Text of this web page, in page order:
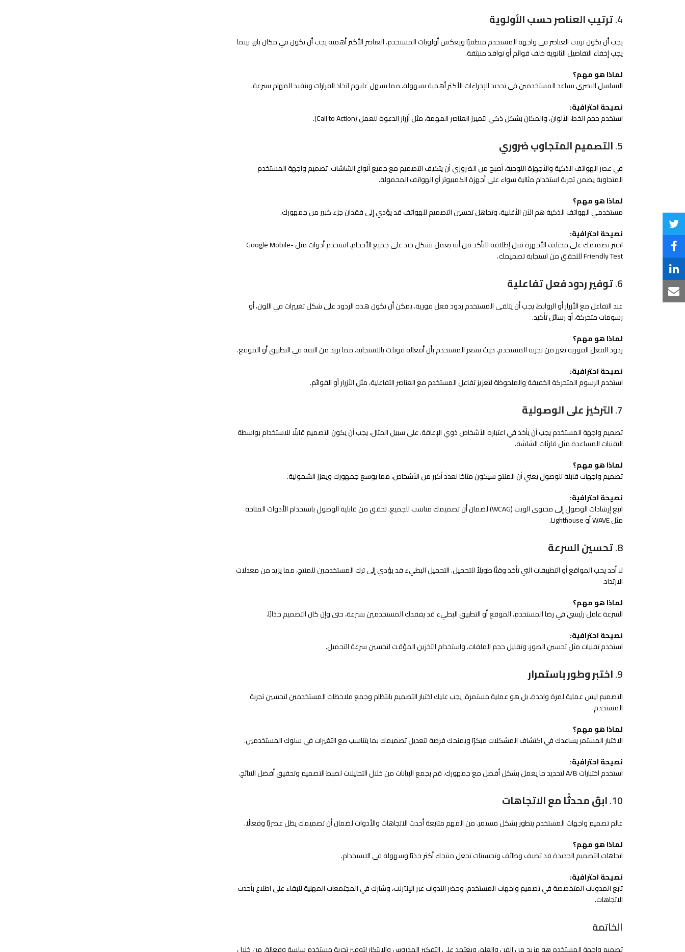
4. ترتيب العناصر حسب الأولوية
يجب أن يكون ترتيب العناصر في واجهة المستخدم منطقيًا ويعكس أولويات المستخدم. العناصر الأكثر أهمية يجب أن تكون في مكان بارز، بينما
يجب إخفاء التفاصيل الثانوية خلف قوائم أو نوافذ منبثقة.
لماذا هو مهم؟
التسلسل البصري يساعد المستخدمين في تحديد الإجراءات الأكثر أهمية بسهولة، مما يسهل عليهم اتخاذ القرارات وتنفيذ المهام بسرعة.
نصيحة احترافية:
استخدم حجم الخط، الألوان، والمكان بشكل ذكي لتمييز العناصر المهمة، مثل أزرار الدعوة للعمل (Call to Action).
5. التصميم المتجاوب ضروري
في عصر الهواتف الذكية والأجهزة اللوحية، أصبح من الضروري أن يتكيف التصميم مع جميع أنواع الشاشات. تصميم واجهة المستخدم
المتجاوبة يضمن تجربة استخدام مثالية سواء على أجهزة الكمبيوتر أو الهواتف المحمولة.
لماذا هو مهم؟
مستخدمي الهواتف الذكية هم الآن الأغلبية، وتجاهل تحسين التصميم للهواتف قد يؤدي إلى فقدان جزء كبير من جمهورك.
نصيحة احترافية:
اختبر تصميمك على مختلف الأجهزة قبل إطلاقه للتأكد من أنه يعمل بشكل جيد على جميع الأحجام. استخدم أدوات مثل Google Mobile-
Friendly Test للتحقق من استجابة تصميمك.
6. توفير ردود فعل تفاعلية
عند التفاعل مع الأزرار أو الروابط، يجب أن يتلقى المستخدم ردود فعل فورية. يمكن أن تكون هذه الردود على شكل تغييرات في اللون، أو
رسومات متحركة، أو رسائل تأكيد.
لماذا هو مهم؟
ردود الفعل الفورية تعزز من تجربة المستخدم، حيث يشعر المستخدم بأن أفعاله قوبلت بالاستجابة، مما يزيد من الثقة في التطبيق أو الموقع.
نصيحة احترافية:
استخدم الرسوم المتحركة الخفيفة والملحوظة لتعزيز تفاعل المستخدم مع العناصر التفاعلية، مثل الأزرار أو القوائم.
7. التركيز على الوصولية
تصميم واجهة المستخدم يجب أن يأخذ في اعتباره الأشخاص ذوي الإعاقة. على سبيل المثال، يجب أن يكون التصميم قابلًا للاستخدام بواسطة
التقنيات المساعدة مثل قارئات الشاشة.
لماذا هو مهم؟
تصميم واجهات قابلة للوصول يعني أن المنتج سيكون متاحًا لعدد أكبر من الأشخاص، مما يوسع جمهورك ويعزز الشمولية.
نصيحة احترافية:
اتبع إرشادات الوصول إلى محتوى الويب (WCAG) لضمان أن تصميمك مناسب للجميع. تحقق من قابلية الوصول باستخدام الأدوات المتاحة
مثل WAVE أو Lighthouse.
8. تحسين السرعة
لا أحد يحب المواقع أو التطبيقات التي تأخذ وقتًا طويلاً للتحميل. التحميل البطيء قد يؤدي إلى ترك المستخدمين للمنتج، مما يزيد من معدلات
الارتداد.
لماذا هو مهم؟
السرعة عامل رئيسي في رضا المستخدم. الموقع أو التطبيق البطيء قد يفقدك المستخدمين بسرعة، حتى وإن كان التصميم جذابًا.
نصيحة احترافية:
استخدم تقنيات مثل تحسين الصور، وتقليل حجم الملفات، واستخدام التخزين المؤقت لتحسين سرعة التحميل.
9. اختبر وطور باستمرار
التصميم ليس عملية لمرة واحدة، بل هو عملية مستمرة. يجب عليك اختبار التصميم بانتظام وجمع ملاحظات المستخدمين لتحسين تجربة
المستخدم.
لماذا هو مهم؟
الاختبار المستمر يساعدك في اكتشاف المشكلات مبكرًا ويمنحك فرصة لتعديل تصميمك بما يتناسب مع التغيرات في سلوك المستخدمين.
نصيحة احترافية:
استخدم اختبارات A/B لتحديد ما يعمل بشكل أفضل مع جمهورك. قم بجمع البيانات من خلال التحليلات لضبط التصميم وتحقيق أفضل النتائج.
10. ابقَ محدثًا مع الاتجاهات
عالم تصميم واجهات المستخدم يتطور بشكل مستمر. من المهم متابعة أحدث الاتجاهات والأدوات لضمان أن تصميمك يظل عصريًا وفعالًا.
لماذا هو مهم؟
اتجاهات التصميم الجديدة قد تضيف وظائف وتحسينات تجعل منتجك أكثر جذبًا وسهولة في الاستخدام.
نصيحة احترافية:
تابع المدونات المتخصصة في تصميم واجهات المستخدم، وحضر الندوات عبر الإنترنت، وشارك في المجتمعات المهنية للبقاء على اطلاع بأحدث
الاتجاهات.
الخاتمة
Share
on
Twitter
Share
on
Facebook
Share
on
Share